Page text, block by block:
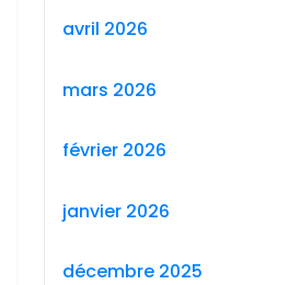
avril 2026
mars 2026
février 2026
janvier 2026
décembre 2025